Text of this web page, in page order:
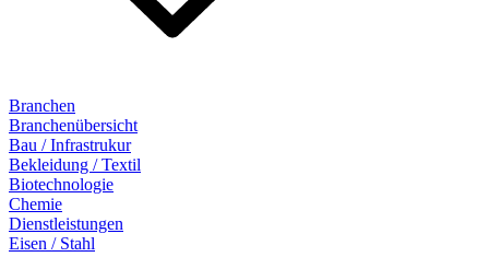
Branchen
Branchenübersicht
Bau / Infrastrukur
Bekleidung / Textil
Biotechnologie
Chemie
Dienstleistungen
Eisen / Stahl